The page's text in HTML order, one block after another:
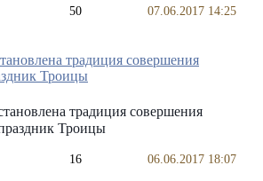
50 07.06.2017 14:25
традиция совершения
Троицы
16 06.06.2017 18:07